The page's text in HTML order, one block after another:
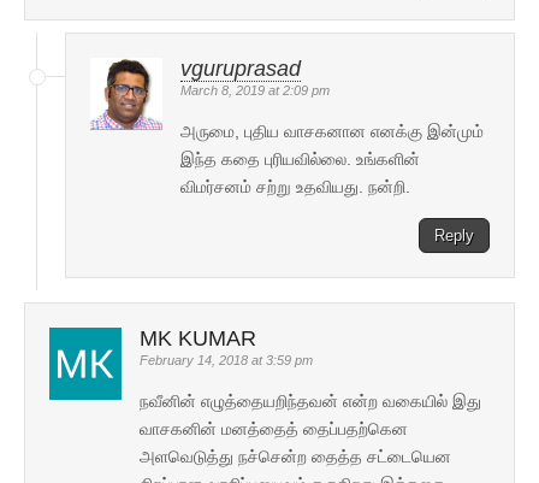
vguruprasad
March 8, 2019 at 2:09 pm
அருமை, புதிய வாசகனான எனக்கு இன்மும்
இந்த கதை புரியவில்லை. உங்களின்
விமர்சனம் சற்று உதவியது. நன்றி.
Reply
MK KUMAR
February 14, 2018 at 3:59 pm
நவீனின் எழுத்தையறிந்தவன் என்ற வகையில் இது
வாசகனின் மனத்தைத் தைப்பதற்கென
அளவெடுத்து நச்சென்ற தைத்த சட்டையென